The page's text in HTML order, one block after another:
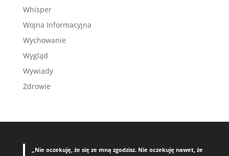
Whisper
Wojna Informacyjna
Wychowanie
Wygląd
Wywiady
Zdrowie
„Nie oczekuję, że się ze mną zgodzisz. Nie oczekuję nawet, że